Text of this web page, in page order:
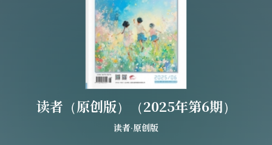
读者（原创版）（2025年第6期）
读者·原创版